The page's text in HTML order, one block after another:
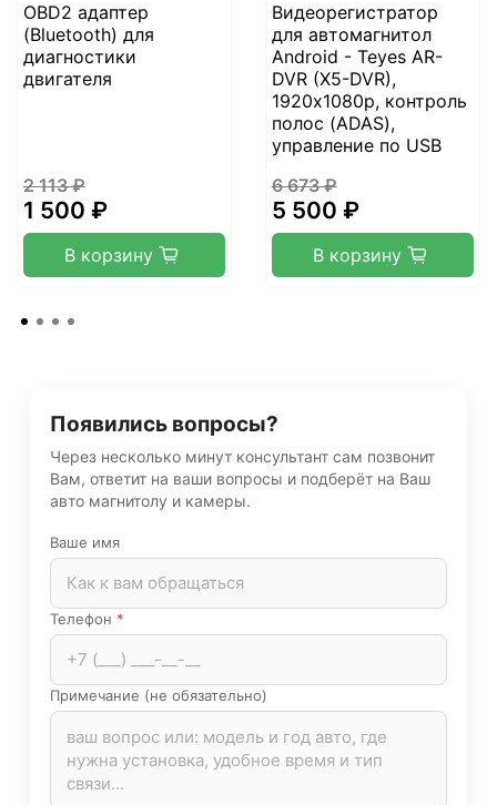
OBD2 адаптер
(Bluetooth) для
диагностики
двигателя
2 113 ₽
1 500 ₽
В корзину
Видеорегистратор
для автомагнитол
Android - Teyes AR-
DVR (X5-DVR),
1920х1080p, контроль
полос (ADAS),
управление по USB
6 673 ₽
5 500 ₽
В корзину
Появились вопросы?
Через несколько минут консультант сам позвонит
Вам, ответит на ваши вопросы и подберёт на Ваш
авто магнитолу и камеры.
Ваше имя
Телефон *
Примечание (не обязательно)